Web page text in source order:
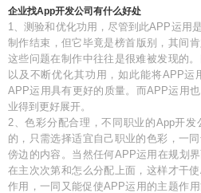
企业找App开发公司有什么好处
1、测验和优化功用，尽管到此APP运用
制作结束，但它毕竟是榜首版别，其间
这些问题在制作中往往是很难被发现的
以及不断优化其功用，如此能将APP运
APP运用具有更好的质量。而APP运用
业得到更好展开。
2、色彩分配合理，不同职业的App开
的，只需选择适宜自己职业的色彩，一
傍边的内容。当然任何APP运用在规划
在主次次第和怎么分配上面，这样才干
作用，一同又能促使APP运用的主题作